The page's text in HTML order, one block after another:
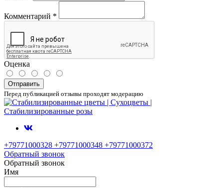
Комментарий *
Оценка
Отправить
Перед публикацией отзывы проходят модерацию
+79771000328 +79771000348 +79771000372
Обратный звонок
Обратный звонок
Имя